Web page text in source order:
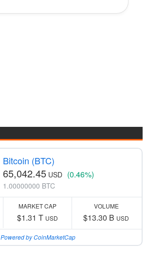
Bitcoin (BTC)
65,042.45 USD (0.46%)
1.00000000 BTC
MARKET CAP
$1.31 T USD
VOLUME
$13.30 B USD
Powered by CoinMarketCap